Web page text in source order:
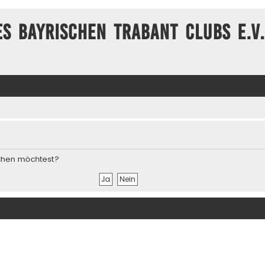
Bayrischen Trabant Clubs e.V.
möchtest?